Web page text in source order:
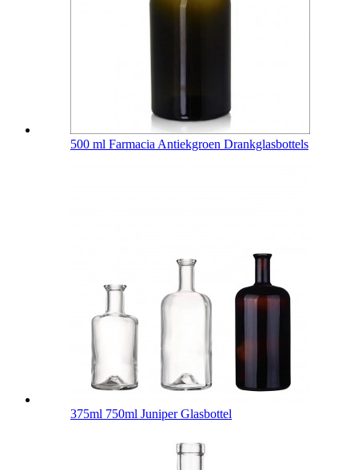
500 ml Farmacia Antiekgroen Drankglasbottels
375ml 750ml Juniper Glasbottel